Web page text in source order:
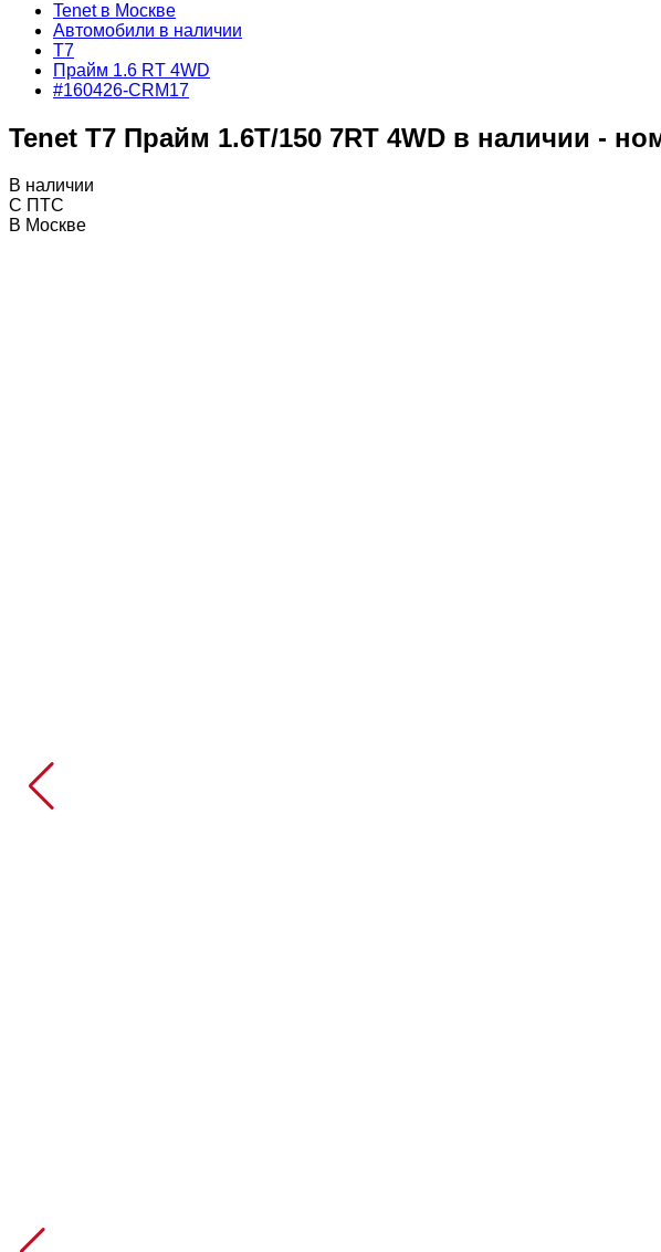
Tenet в Москве
Автомобили в наличии
T7
Прайм 1.6 RT 4WD
#160426-CRM17
Tenet T7 Прайм 1.6T/150 7RT 4WD в наличии -
В наличии
С ПТС
В Москве